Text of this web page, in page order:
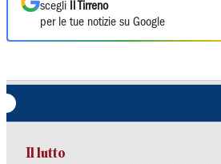
scegli
Il Tirreno
per le tue notizie su Google
Il lutto